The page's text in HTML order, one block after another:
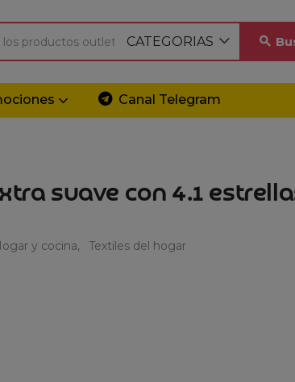
CATEGORIAS
Canal Telegram
suave con 4.1
y cocina Textiles del hogar